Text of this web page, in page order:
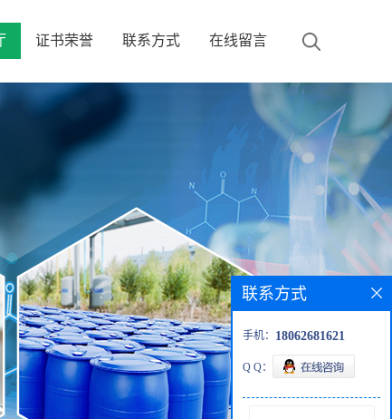
证书荣誉 联系方式 在线留言
联系方式
手机： 18062681621
Q Q：